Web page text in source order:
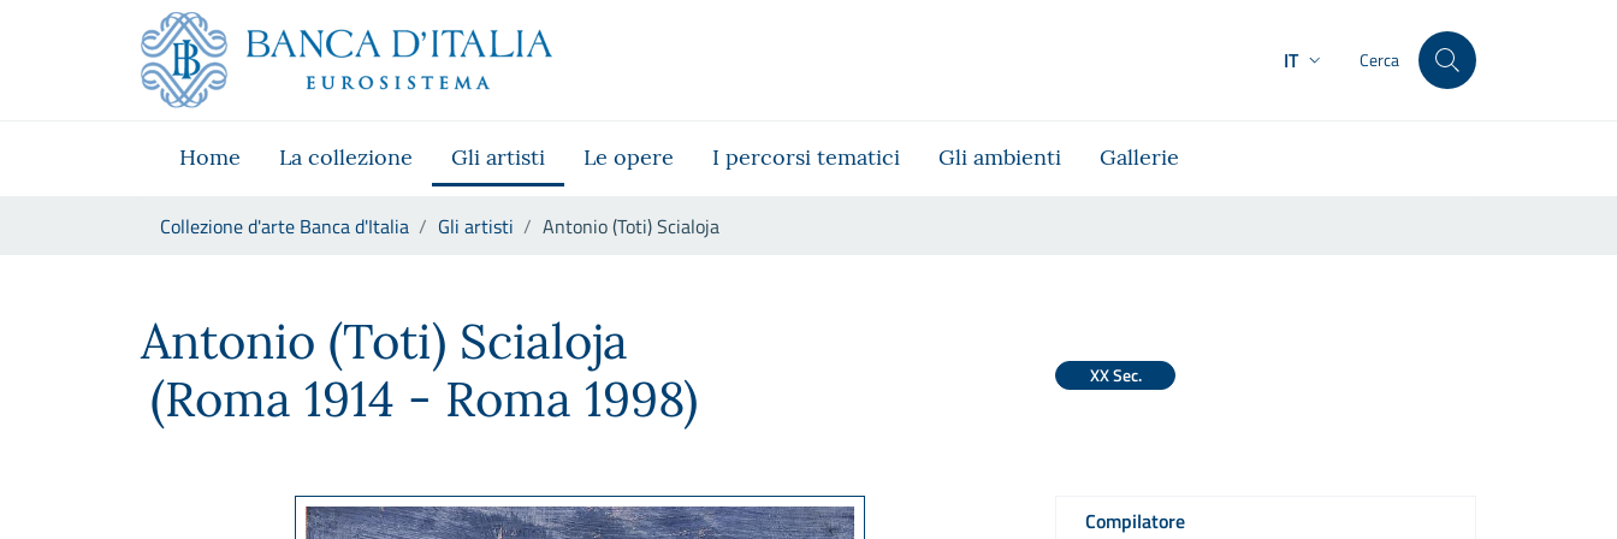
Skip to Main Content
Vai al sito istituzionale
Vai al menu di navigazione
Vai alla ricerca
Vai ai contenuti
IT Cerca
Home La collezione Gli artisti Le opere I percorsi tematici Gli ambienti Gallerie
Collezione d'arte Banca d'Italia Gli artisti Antonio (Toti) Scialoja
Antonio (Toti) Scialoja
(Roma 1914 - Roma 1998)
XX Sec.
Compilatore